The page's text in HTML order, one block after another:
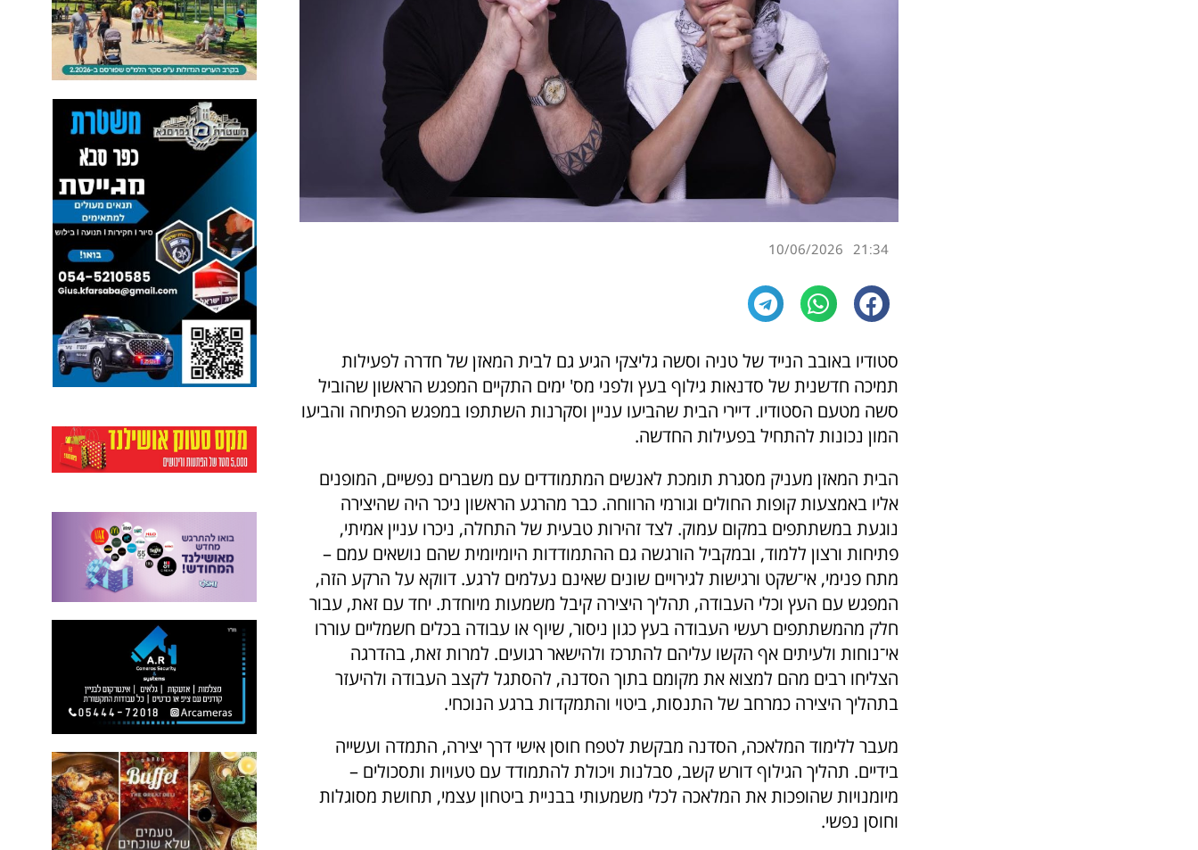
21:34
10/06/2026
סטודיו באובב הנייד של טניה וסשה גליצקי הגיע גם לבית המאזן של חדרה לפעילות
תמיכה חדשנית של סדנאות גילוף בעץ ולפני מס' ימים התקיים המפגש הראשון שהוביל
סשה מטעם הסטודיו. דיירי הבית שהביעו עניין וסקרנות השתתפו במפגש הפתיחה והביעו
המון נכונות להתחיל בפעילות החדשה.
הבית המאזן מעניק מסגרת תומכת לאנשים המתמודדים עם משברים נפשיים, המופנים
אליו באמצעות קופות החולים וגורמי הרווחה. כבר מהרגע הראשון ניכר היה שהיצירה
נוגעת במשתתפים במקום עמוק. לצד זהירות טבעית של התחלה, ניכרו עניין אמיתי,
פתיחות ורצון ללמוד, ובמקביל הורגשה גם ההתמודדות היומיומית שהם נושאים עמם –
מתח פנימי, אי־שקט ורגישות לגירויים שונים שאינם נעלמים לרגע. דווקא על הרקע הזה,
המפגש עם העץ וכלי העבודה, תהליך היצירה קיבל משמעות מיוחדת. יחד עם זאת, עבור
חלק מהמשתתפים רעשי העבודה בעץ כגון ניסור, שיוף או עבודה בכלים חשמליים עוררו
אי־נוחות ולעיתים אף הקשו עליהם להתרכז ולהישאר רגועים. למרות זאת, בהדרגה
הצליחו רבים מהם למצוא את מקומם בתוך הסדנה, להסתגל לקצב העבודה ולהיעזר
בתהליך היצירה כמרחב של התנסות, ביטוי והתמקדות ברגע הנוכחי.
מעבר ללימוד המלאכה, הסדנה מבקשת לטפח חוסן אישי דרך יצירה, התמדה ועשייה
בידיים. תהליך הגילוף דורש קשב, סבלנות ויכולת להתמודד עם טעויות ותסכולים –
מיומנויות שהופכות את המלאכה לכלי משמעותי בבניית ביטחון עצמי, תחושת מסוגלות
וחוסן נפשי.